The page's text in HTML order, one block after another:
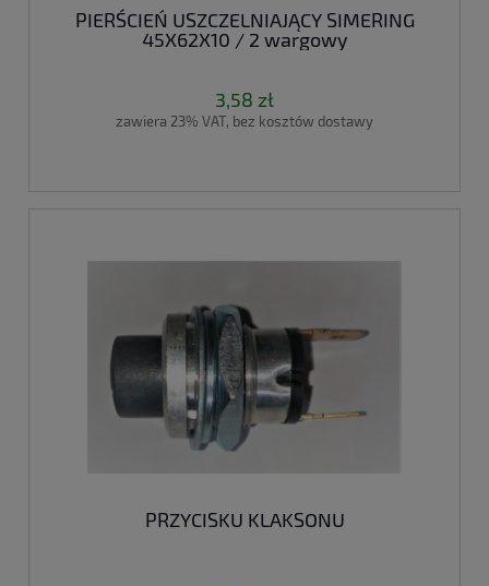
PIERŚCIEŃ USZCZELNIAJĄCY SIMERING
45X62X10 / 2 wargowy
3,58 zł
zawiera 23% VAT, bez kosztów dostawy
PRZYCISKU KLAKSONU